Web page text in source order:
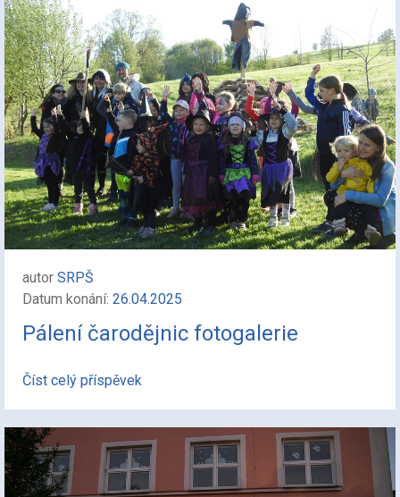
autor SRPŠ
Datum konání: 26.04.2025
Pálení čarodějnic fotogalerie
Číst celý příspěvek